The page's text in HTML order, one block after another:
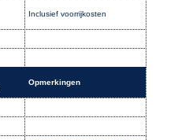
Inclusief voorrijkosten
Opmerkingen